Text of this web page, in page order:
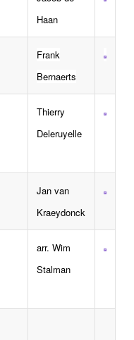
Haan
Frank
Bernaerts
Thierry
Deleruyelle
Jan van
Kraeydonck
arr. Wim
Stalman